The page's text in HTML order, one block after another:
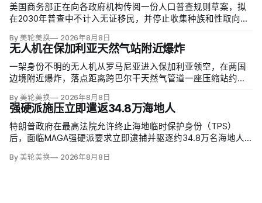
美国商务部正在向各政府机构传阅一份人口普查规则草案，拟
在2030年普查中不计入无证移民，并停止收集种族和性取向数
于「真正居民」、政治共同体成员或在美通常居住者；落实政
策很可能需要恢复公民身份问题。
By 美轮美换 2026年8月8日
无人机在保加利亚天然气站附近爆炸
一架身份不明的无人机从罗马尼亚进入保加利亚领空，在两国
边境附近爆炸，落点距离跨巴尔干天然气管道一座压缩站约
夫说，罗马尼亚边防警察听到无人机噪音，保方巡逻队听到巨
响，但两国防空系统均未发现目标。
By 美轮美换 2026年8月8日
强硬派施压立即遣返34.8万海地人
特朗普政府在最高法院允许终止海地临时保护身份（TPS）
后，面临MAGA强硬派要求立即逮捕并驱逐约34.8万名海地人
至少50名海地人被叫到移民办公室并佩戴脚踝监控器，但突袭
By 美轮美换 2026年8月8日